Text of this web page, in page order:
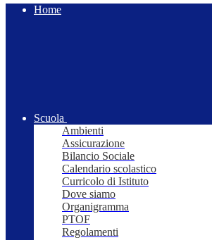
Home
Scuola
Ambienti
Assicurazione
Bilancio Sociale
Calendario scolastico
Curricolo di Istituto
Dove siamo
Organigramma
PTOF
Regolamenti